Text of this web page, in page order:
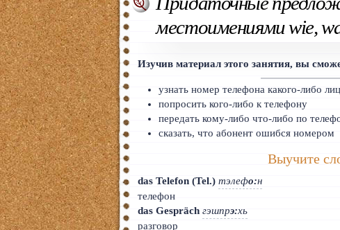
местоимениями wie,
Изучив материал этого занятия, вы
узнать номер телефона какого-либо
попросить кого-либо к телефону
передать кому-либо что-либо по
сказать, что абонент ошибся номером
Выучите
das Telefon (Tel.) тэлефо:н
телефон
das Gespräch гэшпрэ:хь
разговор
Болгарский
Вьетнамский
Тайский
Румынский
Норвежский
Сербский
РКИ
ЧАВО
О сайте